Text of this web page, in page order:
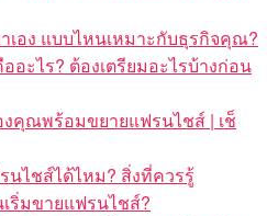
เอง แบบไหนเหมาะกับธุรกิจคุณ?
ะไร? ต้องเตรียมอะไรบ้างก่อน
คุณพร้อมขยายแฟรนไชส์ | เช็
นไชส์ได้ไหม? สิ่งที่ควรรู้
ริ่มขายแฟรนไชส์?